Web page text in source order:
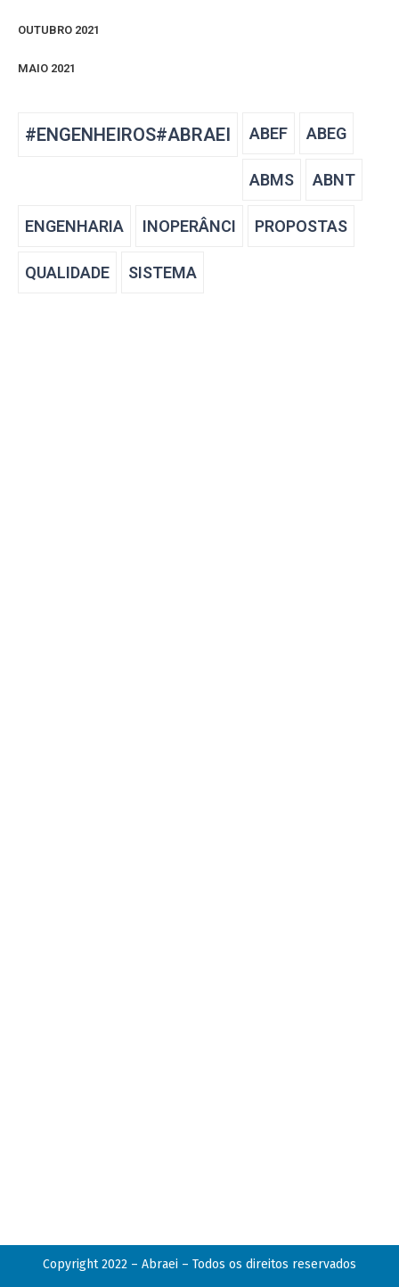
OUTUBRO 2021
MAIO 2021
#ENGENHEIROS#ABRAEI ABEF ABEG
ABMS ABNT
ENGENHARIA INOPERÂNCI PROPOSTAS
QUALIDADE SISTEMA
Copyright 2022 – Abraei – Todos os direitos reservados